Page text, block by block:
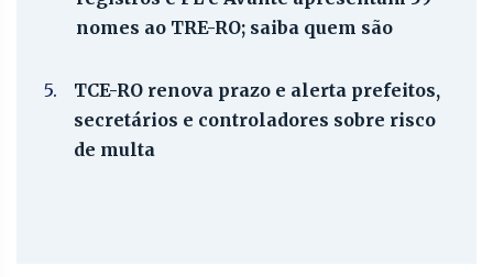
nomes ao TRE-RO; saiba quem são
5.
TCE-RO renova prazo e alerta prefeitos,
secretários e controladores sobre risco
de multa